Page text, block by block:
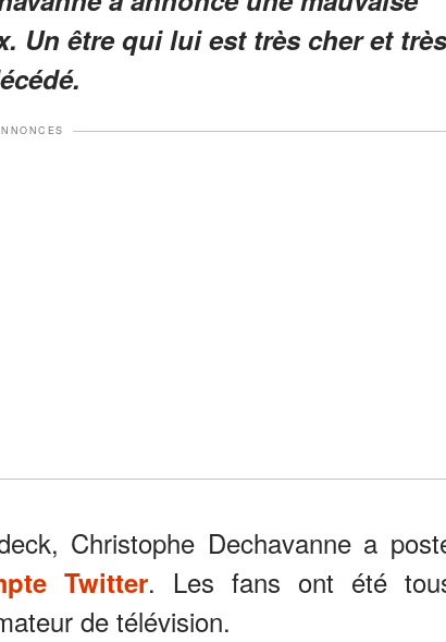
Un être qui lui est très cher et très
Christophe Dechavanne a
Twitter. Les fans ont été
de télévision.